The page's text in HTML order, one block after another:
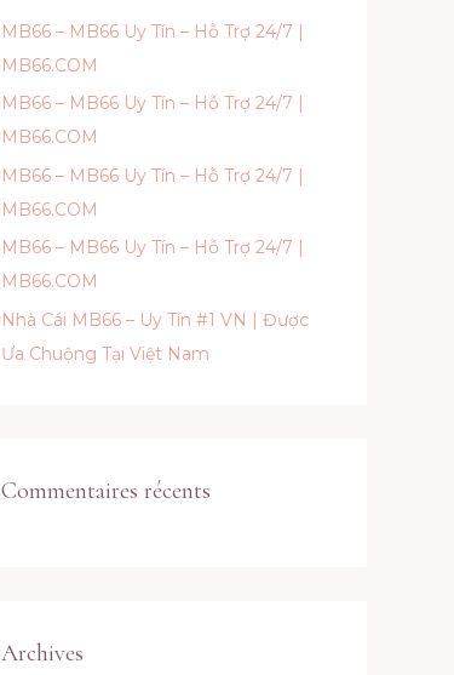
h
e
r
MB66 – MB66 Uy Tín – Hỗ Trợ 24/7 |
MB66.COM
MB66 – MB66 Uy Tín – Hỗ Trợ 24/7 |
MB66.COM
MB66 – MB66 Uy Tín – Hỗ Trợ 24/7 |
MB66.COM
MB66 – MB66 Uy Tín – Hỗ Trợ 24/7 |
MB66.COM
Nhà Cái MB66 – Uy Tín #1 VN | Được
Ưa Chuộng Tại Việt Nam
Commentaires récents
Archives